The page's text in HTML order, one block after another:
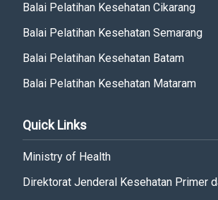
Balai Pelatihan Kesehatan Cikarang
Balai Pelatihan Kesehatan Semarang
Balai Pelatihan Kesehatan Batam
Balai Pelatihan Kesehatan Mataram
Quick Links
Ministry of Health
Direktorat Jenderal Kesehatan Primer